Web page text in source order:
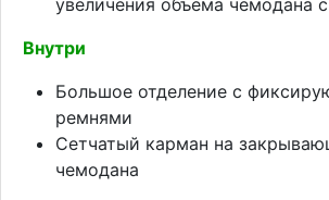
Внутри
Большое отделение с
ремнями
Сетчатый карман на
чемодана